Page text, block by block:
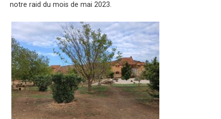
notre raid du mois de mai 2023.